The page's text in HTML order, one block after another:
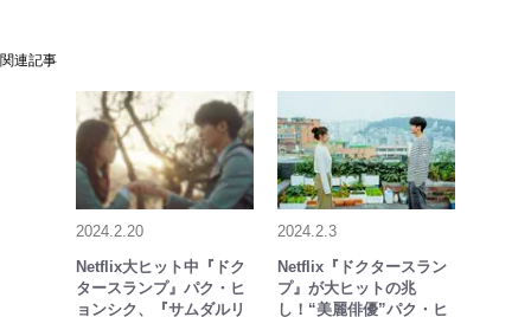
関連記事
2024.2.20
Netflix大ヒット中『ドク
タースランプ』パク・ヒ
ョンシク、『サムダルリ
2024.2.3
Netflix『ドクタースラン
プ』が大ヒットの兆
し！“美麗俳優”パク・ヒ